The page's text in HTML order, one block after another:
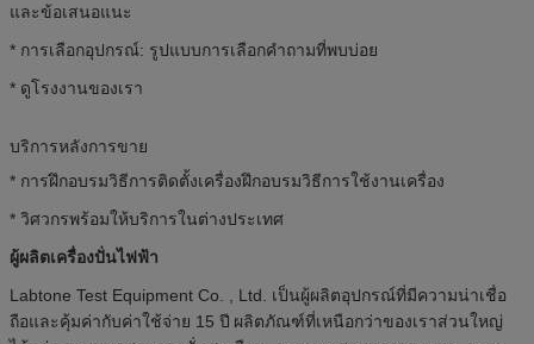
และข้อเสนอแนะ
* การเลือกอุปกรณ์: รูปแบบการเลือกคำถามที่พบบ่อย
* ดูโรงงานของเรา
บริการหลังการขาย
* การฝึกอบรมวิธีการติดตั้งเครื่องฝึกอบรมวิธีการใช้งานเครื่อง
* วิศวกรพร้อมให้บริการในต่างประเทศ
ผู้ผลิตเครื่องปั่นไฟฟ้า
Labtone Test Equipment Co. , Ltd. เป็นผู้ผลิตอุปกรณ์ที่มีความน่าเชื่อ
ถือและคุ้มค่ากับค่าใช้จ่าย 15 ปี ผลิตภัณฑ์ที่เหนือกว่าของเราส่วนใหญ่